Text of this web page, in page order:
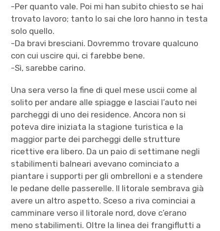
-Per quanto vale. Poi mi han subito chiesto se hai
trovato lavoro; tanto lo sai che loro hanno in testa
solo quello.
-Da bravi bresciani. Dovremmo trovare qualcuno
con cui uscire qui, ci farebbe bene.
-Sì, sarebbe carino.
Una sera verso la fine di quel mese uscii come al
solito per andare alle spiagge e lasciai l’auto nei
parcheggi di uno dei residence. Ancora non si
poteva dire iniziata la stagione turistica e la
maggior parte dei parcheggi delle strutture
ricettive era libero. Da un paio di settimane negli
stabilimenti balneari avevano cominciato a
piantare i supporti per gli ombrelloni e a stendere
le pedane delle passerelle. Il litorale sembrava già
avere un altro aspetto. Sceso a riva cominciai a
camminare verso il litorale nord, dove c’erano
meno stabilimenti. Oltre la linea dei frangiflutti a